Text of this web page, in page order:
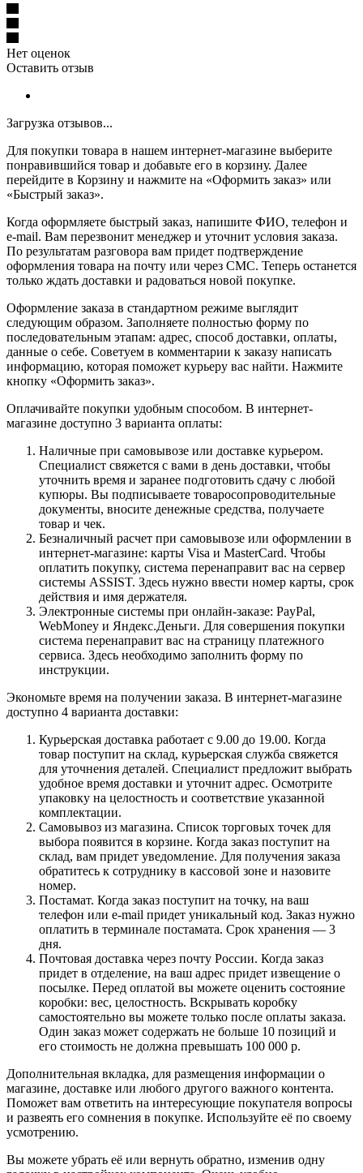
Нет оценок
Оставить отзыв
Загрузка отзывов...
Для покупки товара в нашем интернет-магазине выберите
понравившийся товар и добавьте его в корзину. Далее
перейдите в Корзину и нажмите на «Оформить заказ» или
«Быстрый заказ».
Когда оформляете быстрый заказ, напишите ФИО, телефон и
e-mail. Вам перезвонит менеджер и уточнит условия заказа.
По результатам разговора вам придет подтверждение
оформления товара на почту или через СМС. Теперь останется
только ждать доставки и радоваться новой покупке.
Оформление заказа в стандартном режиме выглядит
следующим образом. Заполняете полностью форму по
последовательным этапам: адрес, способ доставки, оплаты,
данные о себе. Советуем в комментарии к заказу написать
информацию, которая поможет курьеру вас найти. Нажмите
кнопку «Оформить заказ».
Оплачивайте покупки удобным способом. В интернет-
магазине доступно 3 варианта оплаты:
Наличные при самовывозе или доставке курьером.
Специалист свяжется с вами в день доставки, чтобы
уточнить время и заранее подготовить сдачу с любой
купюры. Вы подписываете товаросопроводительные
документы, вносите денежные средства, получаете
товар и чек.
Безналичный расчет при самовывозе или оформлении в
интернет-магазине: карты Visa и MasterCard. Чтобы
оплатить покупку, система перенаправит вас на сервер
системы ASSIST. Здесь нужно ввести номер карты, срок
действия и имя держателя.
Электронные системы при онлайн-заказе: PayPal,
WebMoney и Яндекс.Деньги. Для совершения покупки
система перенаправит вас на страницу платежного
сервиса. Здесь необходимо заполнить форму по
инструкции.
Экономьте время на получении заказа. В интернет-магазине
доступно 4 варианта доставки:
Курьерская доставка работает с 9.00 до 19.00. Когда
товар поступит на склад, курьерская служба свяжется
для уточнения деталей. Специалист предложит выбрать
удобное время доставки и уточнит адрес. Осмотрите
упаковку на целостность и соответствие указанной
комплектации.
Самовывоз из магазина. Список торговых точек для
выбора появится в корзине. Когда заказ поступит на
склад, вам придет уведомление. Для получения заказа
обратитесь к сотруднику в кассовой зоне и назовите
номер.
Постамат. Когда заказ поступит на точку, на ваш
телефон или e-mail придет уникальный код. Заказ нужно
оплатить в терминале постамата. Срок хранения — 3
дня.
Почтовая доставка через почту России. Когда заказ
придет в отделение, на ваш адрес придет извещение о
посылке. Перед оплатой вы можете оценить состояние
коробки: вес, целостность. Вскрывать коробку
самостоятельно вы можете только после оплаты заказа.
Один заказ может содержать не больше 10 позиций и
его стоимость не должна превышать 100 000 р.
Дополнительная вкладка, для размещения информации о
магазине, доставке или любого другого важного контента.
Поможет вам ответить на интересующие покупателя вопросы
и развеять его сомнения в покупке. Используйте её по своему
усмотрению.
Вы можете убрать её или вернуть обратно, изменив одну